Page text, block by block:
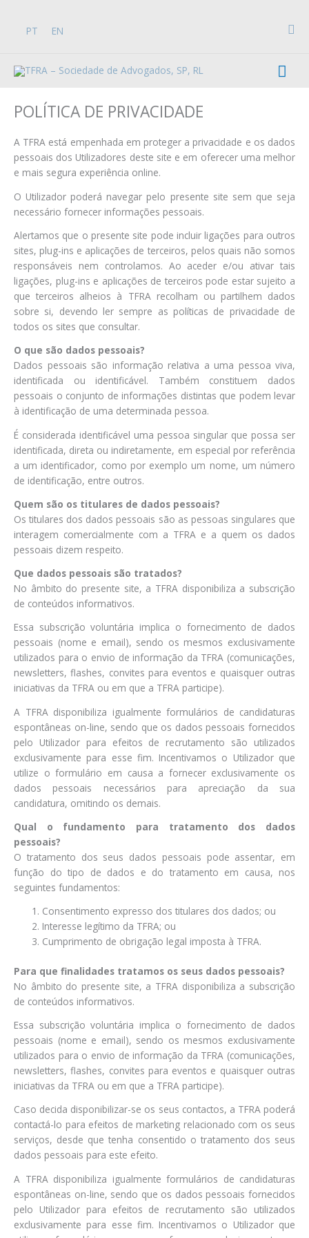
contentPT EN
POLÍTICA DE PRIVACIDADE
A TFRA está empenhada em proteger a privacidade e os dados
pessoais dos Utilizadores deste site e em oferecer uma melhor
e mais segura experiência online.
O Utilizador poderá navegar pelo presente site sem que seja
necessário fornecer informações pessoais.
Alertamos que o presente site pode incluir ligações para outros
sites, plug-ins e aplicações de terceiros, pelos quais não somos
responsáveis nem controlamos. Ao aceder e/ou ativar tais
ligações, plug-ins e aplicações de terceiros pode estar sujeito a
que terceiros alheios à TFRA recolham ou partilhem dados
sobre si, devendo ler sempre as políticas de privacidade de
todos os sites que consultar.
O que são dados pessoais?
Dados pessoais são informação relativa a uma pessoa viva,
identificada ou identificável. Também constituem dados
pessoais o conjunto de informações distintas que podem levar
à identificação de uma determinada pessoa.
É considerada identificável uma pessoa singular que possa ser
identificada, direta ou indiretamente, em especial por referência
a um identificador, como por exemplo um nome, um número
de identificação, entre outros.
Quem são os titulares de dados pessoais?
Os titulares dos dados pessoais são as pessoas singulares que
interagem comercialmente com a TFRA e a quem os dados
pessoais dizem respeito.
Que dados pessoais são tratados?
No âmbito do presente site, a TFRA disponibiliza a subscrição
de conteúdos informativos.
Essa subscrição voluntária implica o fornecimento de dados
pessoais (nome e email), sendo os mesmos exclusivamente
utilizados para o envio de informação da TFRA (comunicações,
newsletters, flashes, convites para eventos e quaisquer outras
iniciativas da TFRA ou em que a TFRA participe).
A TFRA disponibiliza igualmente formulários de candidaturas
espontâneas on-line, sendo que os dados pessoais fornecidos
pelo Utilizador para efeitos de recrutamento são utilizados
exclusivamente para esse fim. Incentivamos o Utilizador que
utilize o formulário em causa a fornecer exclusivamente os
dados pessoais necessários para apreciação da sua
candidatura, omitindo os demais.
Qual o fundamento para tratamento dos dados
pessoais?
O tratamento dos seus dados pessoais pode assentar, em
função do tipo de dados e do tratamento em causa, nos
seguintes fundamentos:
Consentimento expresso dos titulares dos dados; ou
Interesse legítimo da TFRA; ou
Cumprimento de obrigação legal imposta à TFRA.
Para que finalidades tratamos os seus dados pessoais?
No âmbito do presente site, a TFRA disponibiliza a subscrição
de conteúdos informativos.
Essa subscrição voluntária implica o fornecimento de dados
pessoais (nome e email), sendo os mesmos exclusivamente
utilizados para o envio de informação da TFRA (comunicações,
newsletters, flashes, convites para eventos e quaisquer outras
iniciativas da TFRA ou em que a TFRA participe).
Caso decida disponibilizar-se os seus contactos, a TFRA poderá
contactá-lo para efeitos de marketing relacionado com os seus
serviços, desde que tenha consentido o tratamento dos seus
dados pessoais para este efeito.
A TFRA disponibiliza igualmente formulários de candidaturas
espontâneas on-line, sendo que os dados pessoais fornecidos
pelo Utilizador para efeitos de recrutamento são utilizados
exclusivamente para esse fim. Incentivamos o Utilizador que